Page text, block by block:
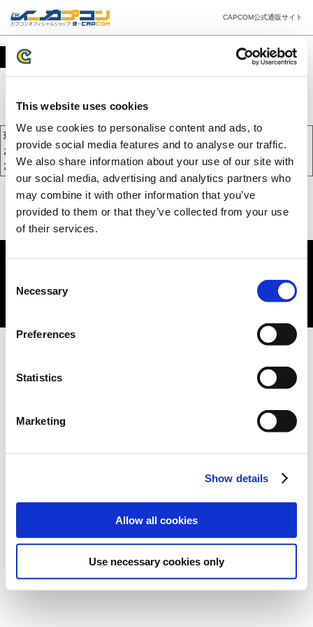
This website uses cookies
We use cookies to personalise content and ads, to
provide social media features and to analyse our traffic.
We also share information about your use of our site with
our social media, advertising and analytics partners who
may combine it with other information that you’ve
provided to them or that they’ve collected from your use
of their services.
Selection
Necessary
Preferences
Statistics
Marketing
Show details
Allow all cookies
Use necessary cookies only
CAPCOM公式通販サイト
カート
現在、カートには商品が入っておりません。
お買い物を続けるには下の 「お買い物を続ける」 をクリックしてく
ださい。